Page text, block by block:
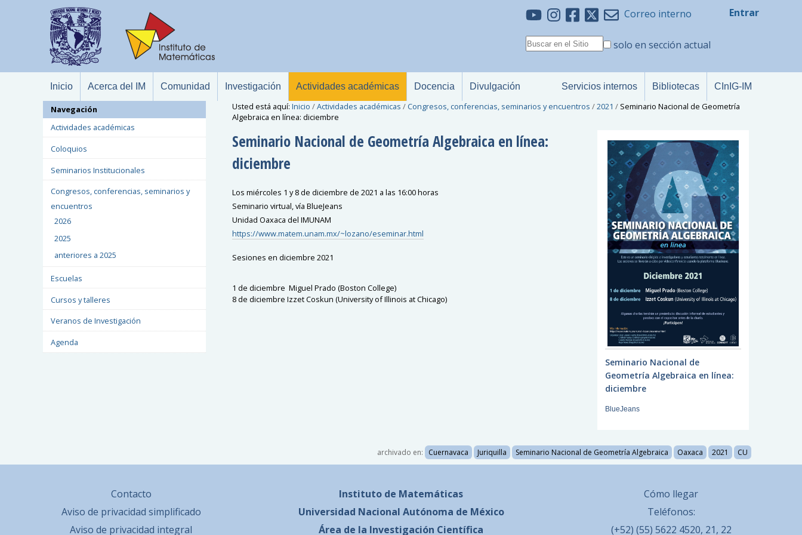
Correo interno
solo en sección actual
Entrar
Inicio Acerca del IM Comunidad Investigación Actividades académicas Docencia Divulgación Servicios internos Bibliotecas CInIG-IM
Usted está aquí: Inicio /Actividades académicas / Congresos, conferencias, seminarios y encuentros /2021 / Seminario Nacional de Geometría
Algebraica en línea: diciembre
Seminario Nacional de Geometría Algebraica en línea:
diciembre
Los miércoles 1 y 8 de diciembre de 2021 a las 16:00 horas
Seminario virtual, vía BlueJeans
Unidad Oaxaca del IMUNAM
https://www.matem.unam.mx/~lozano/eseminar.html
Sesiones en diciembre 2021
1 de diciembre Miguel Prado (Boston College)
8 de diciembre Izzet Coskun (University of Illinois at Chicago)
Seminario Nacional de
Geometría Algebraica en línea:
diciembre
BlueJeans
archivado en: Cuernavaca Juriquilla Seminario Nacional de Geometría Algebraica Oaxaca 2021 CU
Navegación
Actividades académicas
Coloquios
Seminarios Institucionales
Congresos, conferencias, seminarios y
encuentros
2026
2025
anteriores a 2025
Escuelas
Cursos y talleres
Veranos de Investigación
Agenda
Contacto
Aviso de privacidad simplificado
Aviso de privacidad integral
Instituto de Matemáticas
Universidad Nacional Autónoma de México
Área de la Investigación Científica
Cómo llegar
Teléfonos:
(+52) (55) 5622 4520, 21, 22